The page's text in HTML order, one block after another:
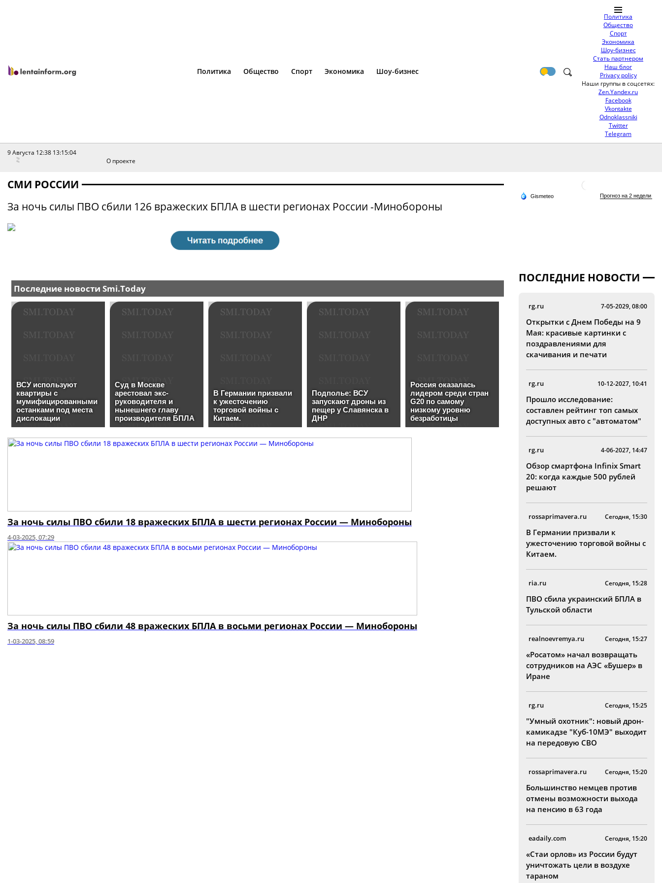
Политика Общество Спорт Экономика Шоу-бизнес
Политика
Общество
Спорт
Экономика
Шоу-бизнес
Стать партнером
Наш блог
Privacy policy
Наши группы в соцсетях:
Zen.Yandex.ru
Facebook
Vkontakte
Odnoklassniki
Twitter
Telegram
9 Августа 12:38 13:15:04
О проекте
СМИ РОССИИ
За ночь силы ПВО сбили 126 вражеских БПЛА в шести регионах России -Минобороны
За ночь силы ПВО сбили 18 вражеских БПЛА в шести регионах России — Минобороны
4-03-2025, 07:29
За ночь силы ПВО сбили 48 вражеских БПЛА в восьми регионах России — Минобороны
1-03-2025, 08:59
ПОСЛЕДНИЕ НОВОСТИ
rg.ru 7-05-2029, 08:00
Открытки с Днем Победы на 9
Мая: красивые картинки с
поздравлениями для
скачивания и печати
rg.ru 10-12-2027, 10:41
Прошло исследование:
составлен рейтинг топ самых
доступных авто с "автоматом"
rg.ru 4-06-2027, 14:47
Обзор смартфона Infinix Smart
20: когда каждые 500 рублей
решают
rossaprimavera.ru Сегодня, 15:30
В Германии призвали к
ужесточению торговой войны с
Китаем.
ria.ru Сегодня, 15:28
ПВО сбила украинский БПЛА в
Тульской области
realnoevremya.ru Сегодня, 15:27
«Росатом» начал возвращать
сотрудников на АЭС «Бушер» в
Иране
rg.ru Сегодня, 15:25
"Умный охотник": новый дрон-
камикадзе "Куб-10МЭ" выходит
на передовую СВО
rossaprimavera.ru Сегодня, 15:20
Большинство немцев против
отмены возможности выхода
на пенсию в 63 года
eadaily.com Сегодня, 15:20
«Стаи орлов» из России будут
уничтожать цели в воздухе
тараном